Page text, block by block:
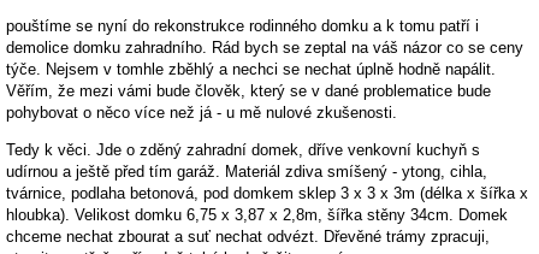
pouštíme se nyní do rekonstrukce rodinného domku a k tomu patří i
demolice domku zahradního. Rád bych se zeptal na váš názor co se ceny
týče. Nejsem v tomhle zběhlý a nechci se nechat úplně hodně napálit.
Věřím, že mezi vámi bude člověk, který se v dané problematice bude
pohybovat o něco více než já - u mě nulové zkušenosti.
Tedy k věci. Jde o zděný zahradní domek, dříve venkovní kuchyň s
udírnou a ještě před tím garáž. Materiál zdiva smíšený - ytong, cihla,
tvárnice, podlaha betonová, pod domkem sklep 3 x 3 x 3m (délka x šířka x
hloubka). Velikost domku 6,75 x 3,87 x 2,8m, šířka stěny 34cm. Domek
chceme nechat zbourat a suť nechat odvézt. Dřevěné trámy zpracuji,